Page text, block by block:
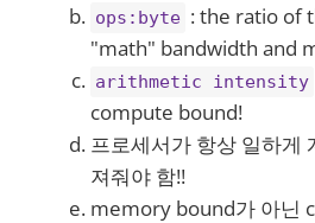
ops:byte : the ratio of
"math" bandwidth and
arithmetic intensity
compute bound!
프로세서가 항상 일하게
져줘야 함!!
memory bound가 아닌